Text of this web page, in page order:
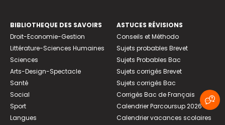
BIBLIOTHEQUE DES SAVOIRS
Droit-Economie-Gestion
Littérature-Sciences Humaines
Sciences
Arts-Design-Spectacle
Santé
Social
Sport
Langues
ASTUCES RÉVISIONS
Conseils et Méthodo
Sujets probables Brevet
Sujets Probables Bac
Sujets corrigés Brevet
Sujets corrigés Bac
Corrigés Bac de Français
Calendrier Parcoursup 2026
Calendrier vacances scolaires